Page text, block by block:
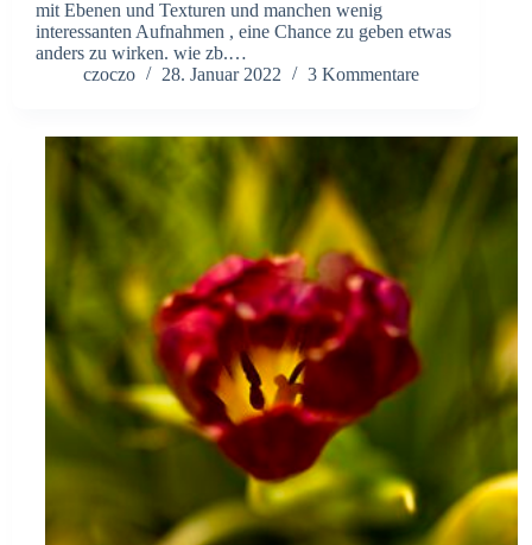
mit Ebenen und Texturen und manchen wenig
interessanten Aufnahmen , eine Chance zu geben etwas
anders zu wirken. wie zb.…
czoczo
28. Januar 2022 3 Kommentare